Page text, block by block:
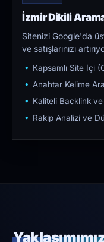
İzmir Dikili
Sitenizi Google'da
ve satışlarınızı
Kapsamlı Site İçi
Anahtar Kelime
Kaliteli Backlink ve
Rakip Analizi ve